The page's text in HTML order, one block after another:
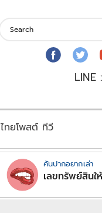
LINE
ไทยโพสต์ ทีวี
คันปากอยากเล่า
เลขทรัพย์สินใ